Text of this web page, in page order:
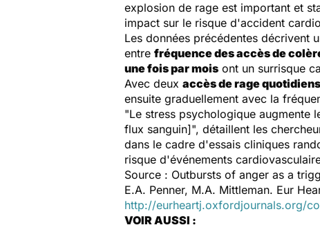
explosion de rage est important et
impact sur le risque d'accident
Les données précédentes décrivent
entre fréquence des accès de
une fois par mois ont un surrisque
Avec deux accès de rage quotidiens
ensuite graduellement avec la
"Le stress psychologique augmente
flux sanguin]", détaillent les
dans le cadre d'essais cliniques
risque d'événements
Source : Outbursts of anger as a
E.A. Penner, M.A. Mittleman. Eur
http://eurheartj.oxfordjournals.org/
VOIR AUSSI :